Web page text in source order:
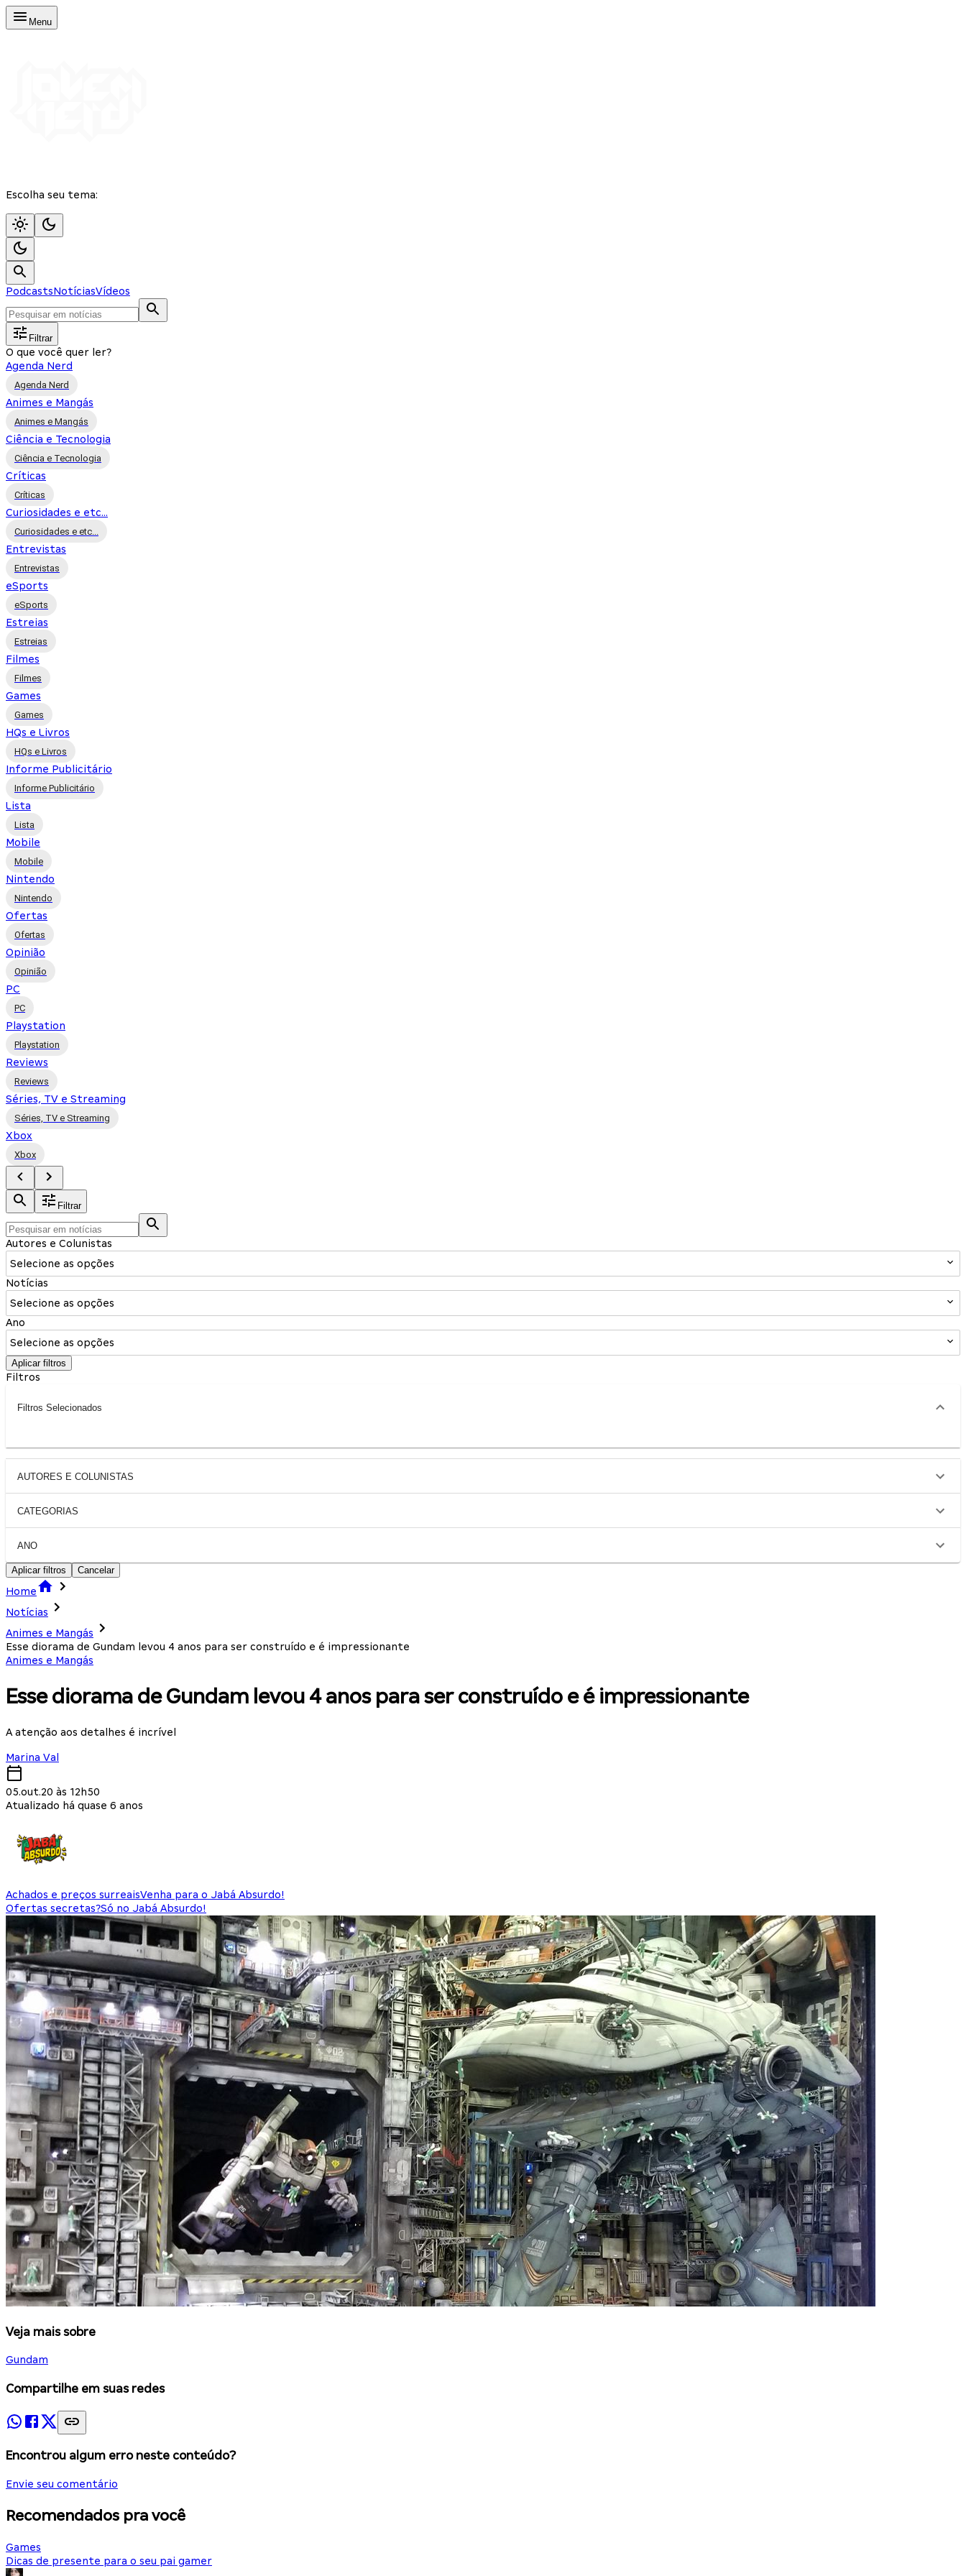
Menu
Escolha seu tema:
PodcastsNotíciasVídeos
Filtrar
O que você quer ler?
Agenda Nerd
Agenda Nerd
Animes e Mangás
Animes e Mangás
Ciência e Tecnologia
Ciência e Tecnologia
Críticas
Críticas
Curiosidades e etc...
Curiosidades e etc...
Entrevistas
Entrevistas
eSports
eSports
Estreias
Estreias
Filmes
Filmes
Games
Games
HQs e Livros
HQs e Livros
Informe Publicitário
Informe Publicitário
Lista
Lista
Mobile
Mobile
Nintendo
Nintendo
Ofertas
Ofertas
Opinião
Opinião
PC
PC
Playstation
Playstation
Reviews
Reviews
Séries, TV e Streaming
Séries, TV e Streaming
Xbox
Xbox
Filtrar
Autores e Colunistas
Selecione as opções
Notícias
Selecione as opções
Ano
Selecione as opções
Aplicar filtros
Filtros
Filtros Selecionados
AUTORES E COLUNISTAS
CATEGORIAS
ANO
Aplicar filtros Cancelar
Home
Notícias
Animes e Mangás
Esse diorama de Gundam levou 4 anos para ser construído e é impressionante
Animes e Mangás
Esse diorama de Gundam levou 4 anos para ser construído e é impressionante
A atenção aos detalhes é incrível
Marina Val
05.out.20 às 12h50
Atualizado há quase 6 anos
Achados e preços surreaisVenha para o Jabá Absurdo!
Ofertas secretas?Só no Jabá Absurdo!
Veja mais sobre
Gundam
Compartilhe em suas redes
Encontrou algum erro neste conteúdo?
Envie seu comentário
Recomendados pra você
Games
Dicas de presente para o seu pai gamer